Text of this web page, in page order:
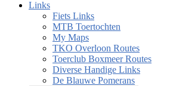
Links
Fiets Links
MTB Toertochten
My Maps
TKO Overloon Routes
Toerclub Boxmeer Routes
Diverse Handige Links
De Blauwe Pomerans